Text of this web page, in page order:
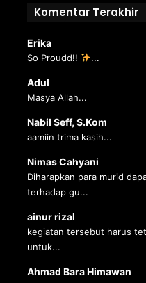
Komentar Terakhir
Erika
So Proudd!! ...
Adul
Masya Allah...
Nabil Seff, S.Kom
aamiin trima kasih...
Nimas Cahyani
Diharapkan para murid
terhadap gu...
ainur rizal
kegiatan tersebut harus
untuk...
Ahmad Bara Himawan